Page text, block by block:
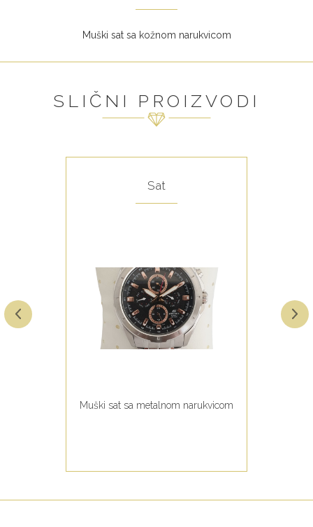
Muški sat sa kožnom narukvicom
SLIČNI PROIZVODI
Sat
Muški sat sa metalnom narukvicom